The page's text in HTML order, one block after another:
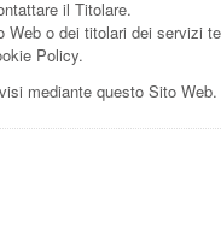
il Titolare.
o dei titolari dei
Policy.
mediante questo Sito Web.